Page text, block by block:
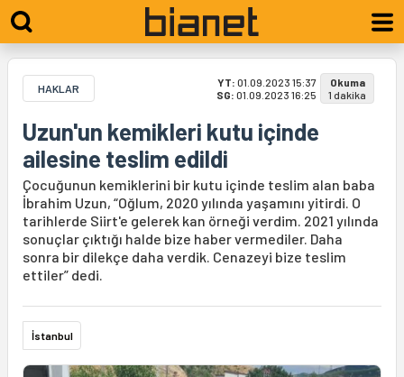
HAKLAR YT: 01.09.2023 15:37
SG: 01.09.2023 16:25
Okuma
1 dakika
Uzun'un kemikleri kutu içinde
ailesine teslim edildi
Çocuğunun kemiklerini bir kutu içinde teslim alan baba
İbrahim Uzun, “Oğlum, 2020 yılında yaşamını yitirdi. O
tarihlerde Siirt'e gelerek kan örneği verdim. 2021 yılında
sonuçlar çıktığı halde bize haber vermediler. Daha
sonra bir dilekçe daha verdik. Cenazeyi bize teslim
ettiler” dedi.
İstanbul